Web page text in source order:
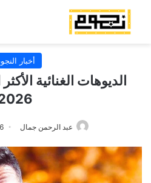
أخبار
الديوهات الغنائية
عبد الرحمن جمال